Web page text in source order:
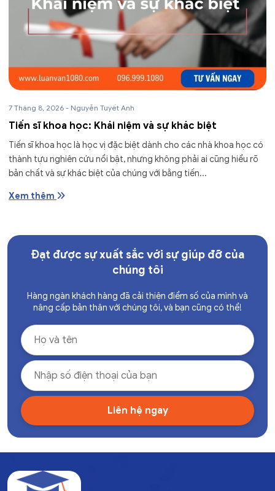
7 Tháng 8, 2026 - Nguyễn Tuyết Anh
Tiến sĩ khoa học: Khái niệm và sự khác biệt
Tiến sĩ khoa học là học vị đặc biệt dành cho các nhà khoa học có
thành tựu nghiên cứu nổi bật, nhưng không phải ai cũng hiểu rõ
bản chất và sự khác biệt của chúng với bằng tiến...
Xem thêm
Đạt được sự xuất sắc với sự giúp đỡ của
chúng tôi
Hàng ngàn khách hàng đã cải thiện điểm số của mình và
nâng cấp bản thân với chúng tôi, và bạn cũng có thể!